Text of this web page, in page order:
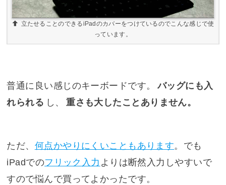
立たせることのできるiPadのカバーをつけているのでこんな感じで使
っています。
普通に良い感じのキーボードです。
バッグにも入
れられる し、 重さも大したことありません。
ただ、 何点かやりにくいこともあります。でも
iPadでのフリック入力 よりは断然入力しやすいで
すので悩んで買ってよかったです。